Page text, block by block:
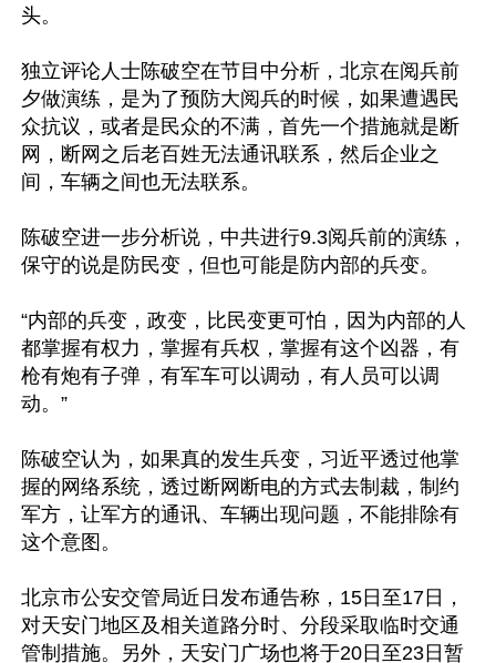
头。
独立评论人士陈破空在节目中分析，北京在阅兵前
夕做演练，是为了预防大阅兵的时候，如果遭遇民
众抗议，或者是民众的不满，首先一个措施就是断
网，断网之后老百姓无法通讯联系，然后企业之
间，车辆之间也无法联系。
陈破空进一步分析说，中共进行9.3阅兵前的演练，
保守的说是防民变，但也可能是防内部的兵变。
“内部的兵变，政变，比民变更可怕，因为内部的人
都掌握有权力，掌握有兵权，掌握有这个凶器，有
枪有炮有子弹，有军车可以调动，有人员可以调
动。”
陈破空认为，如果真的发生兵变，习近平透过他掌
握的网络系统，透过断网断电的方式去制裁，制约
军方，让军方的通讯、车辆出现问题，不能排除有
这个意图。
北京市公安交管局近日发布通告称，15日至17日，
对天安门地区及相关道路分时、分段采取临时交通
管制措施。另外，天安门广场也将于20日至23日暂